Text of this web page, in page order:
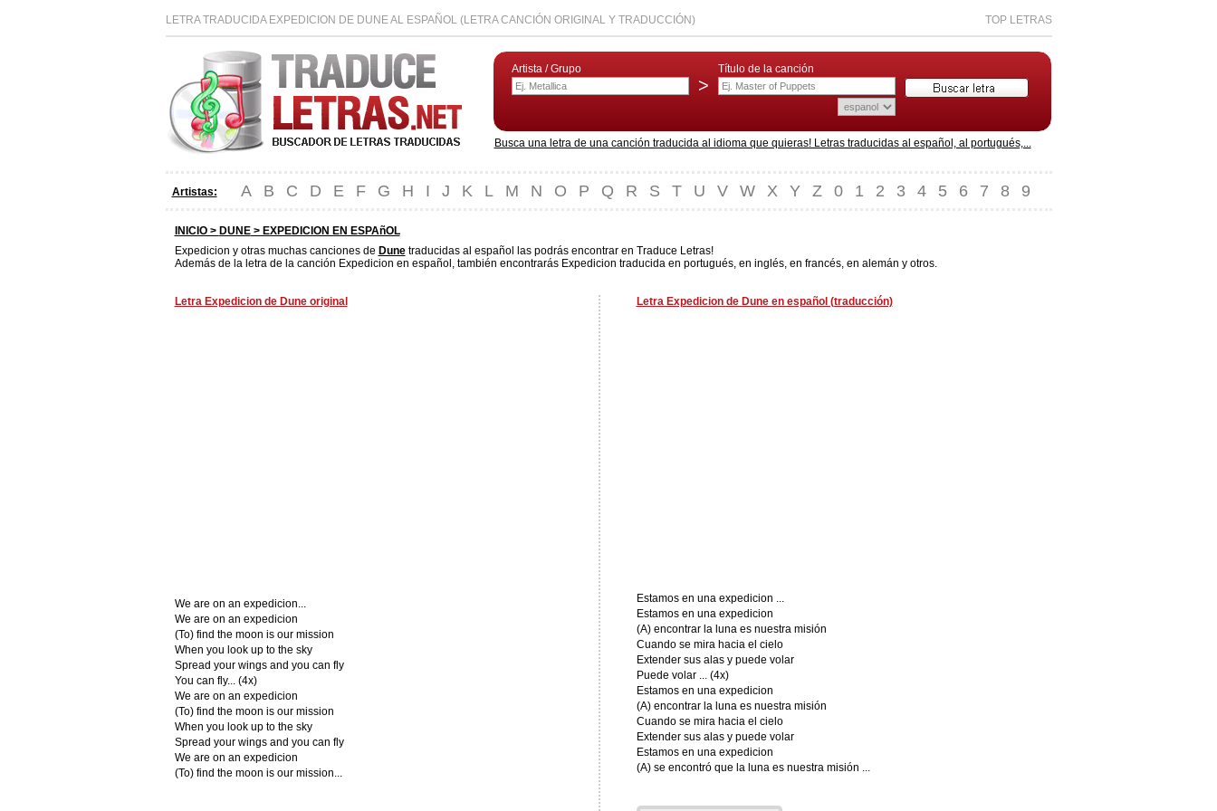
LETRA TRADUCIDA EXPEDICION DE DUNE AL ESPAÑOL (LETRA CANCIÓN ORIGINAL Y TRADUCCIÓN) TOP LETRAS
Artista / Grupo
>
Título de la canción
Busca una letra de una canción traducida al idioma que quieras! Letras traducidas al español, al portugués,...
Artistas: A B C D E F G H I J K L M N O P Q R S T U V W X Y Z 0 1 2 3 4 5 6 7 8 9
INICIO > DUNE> EXPEDICION EN ESPAñOL
Expedicion y otras muchas canciones de Dunetraducidas al español las podrás encontrar en Traduce Letras!
Además de la letra de la canción Expedicion en español, también encontrarás Expedicion traducida en portugués, en inglés, en francés, en alemán y otros.
Letra Expedicion de Dune original
We are on an expedicion...
We are on an expedicion
(To) find the moon is our mission
When you look up to the sky
Spread your wings and you can fly
You can fly... (4x)
We are on an expedicion
(To) find the moon is our mission
When you look up to the sky
Spread your wings and you can fly
We are on an expedicion
(To) find the moon is our mission...
Letra Expedicion de Dune en español (traducción)
Estamos en una expedicion ...
Estamos en una expedicion
(A) encontrar la luna es nuestra misión
Cuando se mira hacia el cielo
Extender sus alas y puede volar
Puede volar ... (4x)
Estamos en una expedicion
(A) encontrar la luna es nuestra misión
Cuando se mira hacia el cielo
Extender sus alas y puede volar
Estamos en una expedicion
(A) se encontró que la luna es nuestra misión ...